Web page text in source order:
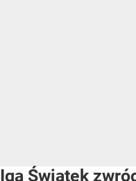
Iga Świątek